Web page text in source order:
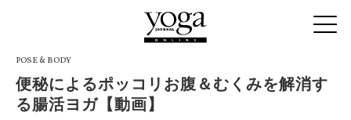
POSE & BODY
便秘によるポッコリお腹＆むくみを解消す
る腸活ヨガ【動画】